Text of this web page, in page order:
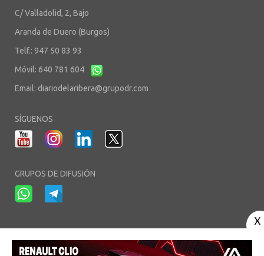
C/ Valladolid, 2, Bajo
Aranda de Duero (Burgos)
Telf.: 947 50 83 93
Móvil: 640 781 604
Email: diariodelaribera@grupodr.com
SÍGUENOS
GRUPOS DE DIFUSIÓN